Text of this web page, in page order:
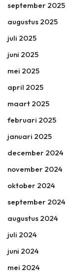
september 2025
augustus 2025
juli 2025
juni 2025
mei 2025
april 2025
maart 2025
februari 2025
januari 2025
december 2024
november 2024
oktober 2024
september 2024
augustus 2024
juli 2024
juni 2024
mei 2024